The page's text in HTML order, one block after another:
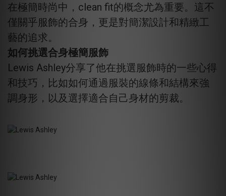
在極簡時尚中，clean fit的概念尤為重要。這不
僅關乎服飾的合身，更是對簡潔設計和精緻工
藝的追求。
如何挑選合身極簡服飾
Lewis Ashley分享了他在挑選服飾時的一些心得
和技巧，比如如何通過服裝的線條和結構來強
調身形，以及選擇適合自己身材的剪裁。